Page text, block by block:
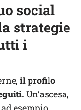
social
strategie
i
il profilo
Un’ascesa,
esempio,